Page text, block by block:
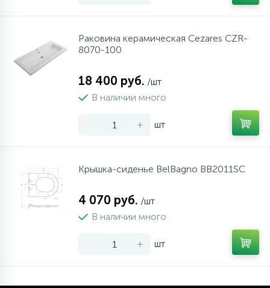
Раковина керамическая Cezares CZR-
8070-100
18 400 руб. /шт
В наличии много
- + шт
Крышка-сиденье BelBagno BB2011SC
4 070 руб. /шт
В наличии много
- + шт